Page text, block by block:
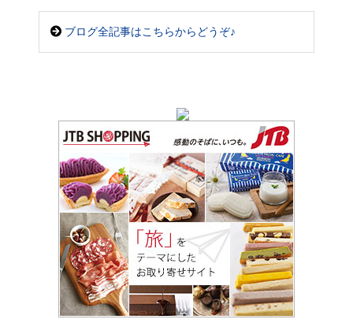
ブログ全記事はこちらからどうぞ♪